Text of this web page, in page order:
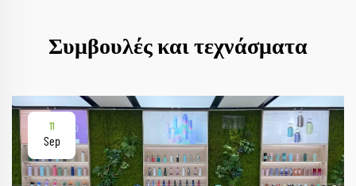
Συμβουλές και τεχνάσματα
11
Sep